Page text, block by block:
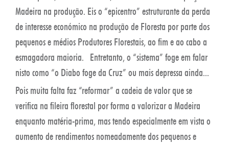
Madeira na produção. Eis o “epicentro” estruturante da perda
de interesse económico na produção de Floresta por parte dos
pequenos e médios Produtores Florestais, ao fim e ao cabo a
esmagadora maioria. Entretanto, o “sistema” foge em falar
nisto como “o Diabo foge da Cruz” ou mais depressa ainda...
Pois muita falta faz “reformar” a cadeia de valor que se
verifica na fileira florestal por forma a valorizar a Madeira
enquanto matéria-prima, mas tendo especialmente em vista o
aumento de rendimentos nomeadamente dos pequenos e